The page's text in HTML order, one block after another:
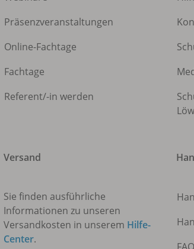
Präsenzveranstaltungen
Online-Fachtage
Fachtage
Referent/-in werden
Versand
Sie finden ausführliche
Informationen zu unseren
Versandkosten in unserem Hilfe-
Center.